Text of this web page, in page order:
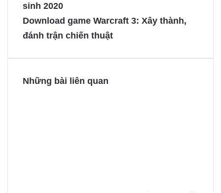
o
o
k
r
e
s
n
g
e
n
g
e
sinh 2020
Download game Warcraft 3: Xây thành,
đánh trận chiến thuật
Những bài liên quan